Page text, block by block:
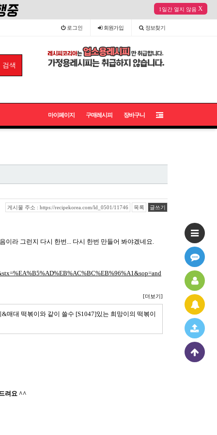
1일간 열지 않음 X
로그인 회원가입 정보찾기
마이페이지 구매레시피 장바구니
게시물 주소 : https://recipekorea.com/ld_0501/11746 목록 글쓰기
이라 그런지 다시 한번... 다시 한번 만들어 봐야겠네요.
[더보기]
매대 떡볶이와 같이 쓸수 [S1047]있는 희망이의 떡볶이
려요 ^^